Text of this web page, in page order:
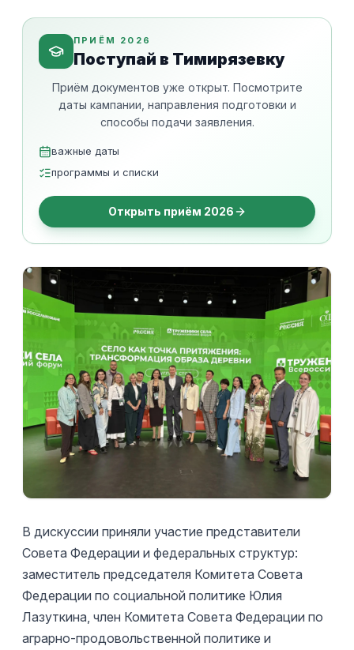
ПРИЁМ 2026
Поступай в Тимирязевку
Приём документов уже открыт. Посмотрите
даты кампании, направления подготовки и
способы подачи заявления.
важные даты
программы и списки
Открыть приём 2026
В дискуссии приняли участие представители
Совета Федерации и федеральных структур:
заместитель председателя Комитета Совета
Федерации по социальной политике Юлия
Лазуткина, член Комитета Совета Федерации по
аграрно‑продовольственной политике и